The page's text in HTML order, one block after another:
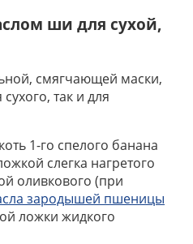
ши для сухой,
смягчающей маски,
так и для
1-го спелого банана
слегка нагретого
оливкового (при
зародышей пшеницы
ложки жидкого